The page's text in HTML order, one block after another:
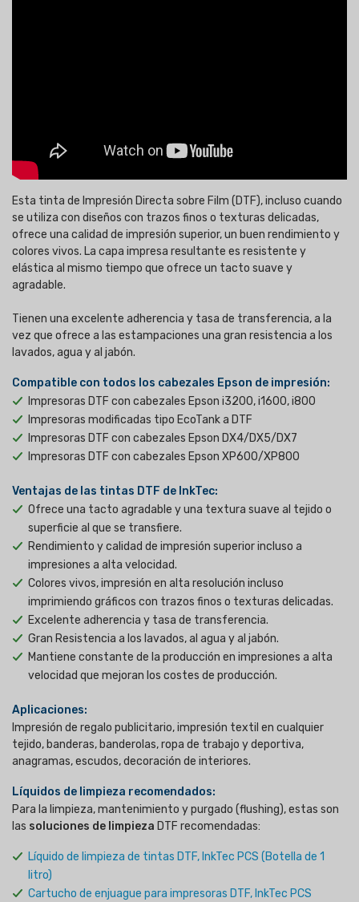
Esta tinta de Impresión Directa sobre Film (DTF), incluso cuando
se utiliza con diseños con trazos finos o texturas delicadas,
ofrece una calidad de impresión superior, un buen rendimiento y
colores vivos. La capa impresa resultante es resistente y
elástica al mismo tiempo que ofrece un tacto suave y
agradable.
Tienen una excelente adherencia y tasa de transferencia, a la
vez que ofrece a las estampaciones una gran resistencia a los
lavados, agua y al jabón.
Compatible con todos los cabezales Epson de impresión:
Impresoras DTF con cabezales Epson i3200, i1600, i800
Impresoras modificadas tipo EcoTank a DTF
Impresoras DTF con cabezales Epson DX4/DX5/DX7
Impresoras DTF con cabezales Epson XP600/XP800
Ventajas de las tintas DTF de InkTec:
Ofrece una tacto agradable y una textura suave al tejido o
superficie al que se transfiere.
Rendimiento y calidad de impresión superior incluso a
impresiones a alta velocidad.
Colores vivos, impresión en alta resolución incluso
imprimiendo gráficos con trazos finos o texturas delicadas.
Excelente adherencia y tasa de transferencia.
Gran Resistencia a los lavados, al agua y al jabón.
Mantiene constante de la producción en impresiones a alta
velocidad que mejoran los costes de producción.
Aplicaciones:
Impresión de regalo publicitario, impresión textil en cualquier
tejido, banderas, banderolas, ropa de trabajo y deportiva,
anagramas, escudos, decoración de interiores.
Líquidos de limpieza recomendados:
Para la limpieza, mantenimiento y purgado (flushing), estas son
las soluciones de limpieza DTF recomendadas:
Líquido de limpieza de tintas DTF, InkTec PCS (Botella de 1
litro)
Cartucho de enjuague para impresoras DTF, InkTec PCS